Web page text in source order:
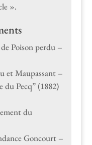
».
Poi­son per­du –
Mau­pas­sant –
du Pecq” (1882)
du
Goncourt –